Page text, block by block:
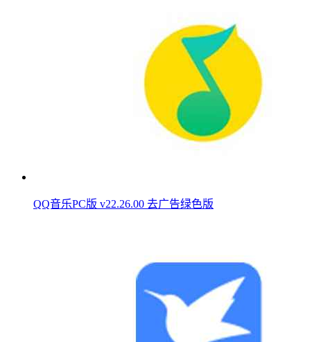
QQ音乐PC版 v22.26.00 去广告绿色版